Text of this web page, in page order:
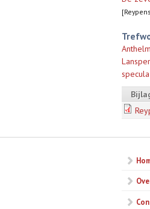
specula